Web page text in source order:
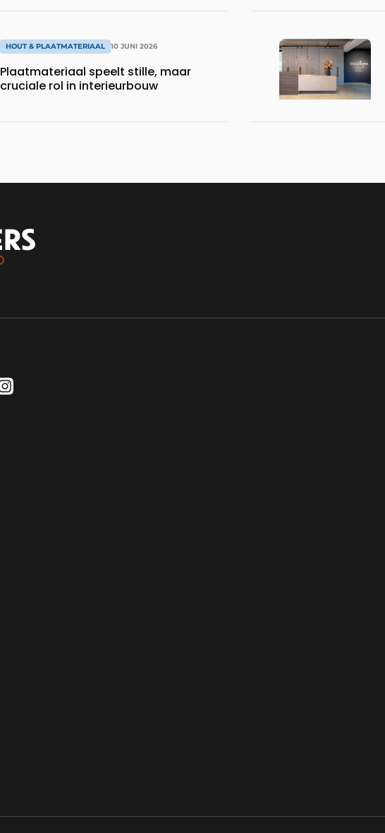
HOUT & PLAATMATERIAAL 10 JUNI 2026
Plaatmateriaal speelt stille, maar
cruciale rol in interieurbouw